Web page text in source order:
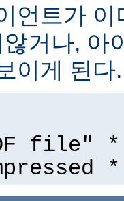
언트가
거나, 아
이게 된다.
file"